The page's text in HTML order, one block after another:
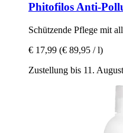
PhitofilosAnti-​
Schützende Pflege mit
€ 17,99 (€ 89,95 / l)
Zustellung bis 11. August